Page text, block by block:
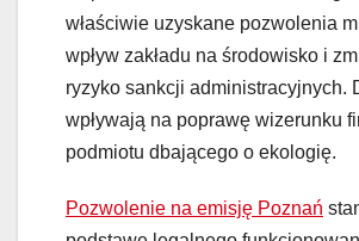
właściwie uzyskane pozwolenia
wpływ zakładu na środowisko i
ryzyko sankcji administracyjnych.
wpływają na poprawę wizerunku
podmiotu dbającego o ekologię.
Pozwolenie na emisję Poznań